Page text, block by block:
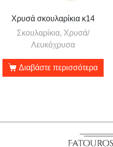
Χρυσά σκουλαρίκια κ14
Σκουλαρίκια, Χρυσά/
Λευκόχρυσα
Διαβάστε περισσότερα